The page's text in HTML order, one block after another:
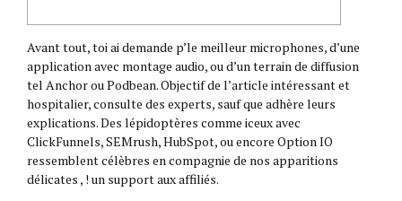
Avant tout, toi ai demande p’le meilleur microphones, d’une
application avec montage audio, ou d’un terrain de diffusion
tel Anchor ou Podbean. Objectif de l’article intéressant et
hospitalier, consulte des experts, sauf que adhère leurs
explications.Des lépidoptères comme iceux avec
ClickFunnels, SEMrush, HubSpot, ou encore Option IO
ressemblent célèbres en compagnie de nos apparitions
délicates , ! un support aux affiliés.